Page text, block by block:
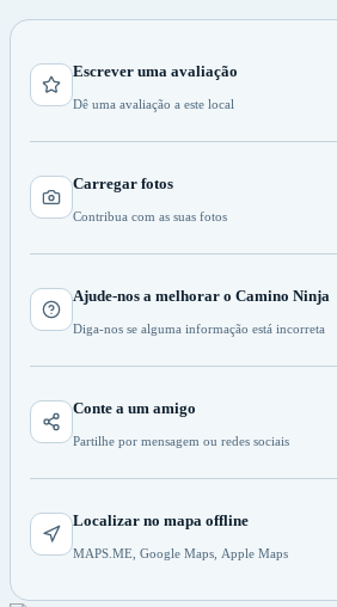
Escrever uma avaliação
Dê uma avaliação a este local
Carregar fotos
Contribua com as suas fotos
Ajude-nos a melhorar o Camino Ninja
Diga-nos se alguma informação está incorreta
Conte a um amigo
Partilhe por mensagem ou redes sociais
Localizar no mapa offline
MAPS.ME, Google Maps, Apple Maps